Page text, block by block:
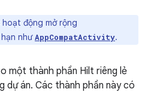
động mở rộng
nhưAppCompatActivity.
một thành phần Hilt riêng lẻ
dự án. Các thành phần này có